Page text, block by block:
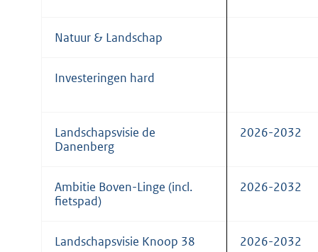
Natuur & Landschap
Investeringen hard
Landschapsvisie de
Danenberg
2026-2032
Ambitie Boven-Linge (incl.
fietspad)
2026-2032
Landschapsvisie Knoop 38 2026-2032